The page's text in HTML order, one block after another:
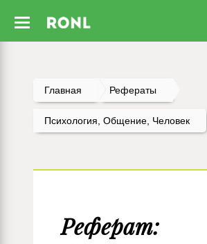
Главная Рефераты
Психология, Общение, Человек
Реферат: